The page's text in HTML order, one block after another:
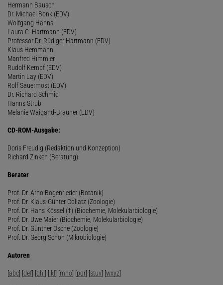
Hermann Bausch
Dr. Michael Bonk (EDV)
Wolfgang Hanns
Laura C. Hartmann (EDV)
Professor Dr. Rüdiger Hartmann (EDV)
Klaus Hemmann
Manfred Himmler
Rudolf Kempf (EDV)
Martin Lay (EDV)
Rolf Sauermost (EDV)
Dr. Richard Schmid
Hanns Strub
Melanie Waigand-Brauner (EDV)
CD-ROM-Ausgabe:
Doris Freudig (Redaktion und Konzeption)
Richard Zinken (Beratung)
Berater
Prof. Dr. Arno Bogenrieder (Botanik)
Prof. Dr. Klaus-Günter Collatz (Zoologie)
Prof. Dr. Hans Kössel (†) (Biochemie, Molekularbiologie)
Prof. Dr. Uwe Maier (Biochemie, Molekularbiologie)
Prof. Dr. Günther Osche (Zoologie)
Prof. Dr. Georg Schön (Mikrobiologie)
Autoren
[abc] [def] [ghi] [jkl] [mno] [pqr] [stuv] [wxyz]